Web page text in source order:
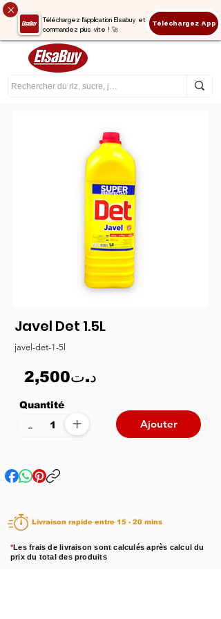
Téléchargez l'application Elsabuy et
commandez plus vite ! 🚀
Téléchargez App
Javel Det 1.5L
javel-det-1-5l
2,500د.ت
Quantité
+
- Ajouter
Livraison rapide entre 15 - 20 mins
*Les frais de livraison sont calculés après calcul du
prix du total des produits